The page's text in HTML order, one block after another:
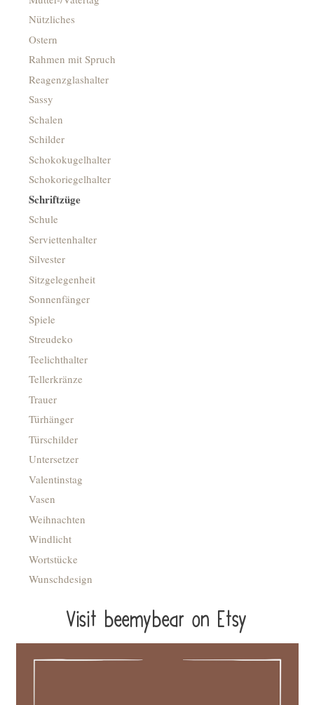
Nützliches
Ostern
Rahmen mit Spruch
Reagenzglashalter
Sassy
Schalen
Schilder
Schokokugelhalter
Schokoriegelhalter
Schriftzüge
Schule
Serviettenhalter
Silvester
Sitzgelegenheit
Sonnenfänger
Spiele
Streudeko
Teelichthalter
Tellerkränze
Trauer
Türhänger
Türschilder
Untersetzer
Valentinstag
Vasen
Weihnachten
Windlicht
Wortstücke
Wunschdesign
Visit beemybear on Etsy